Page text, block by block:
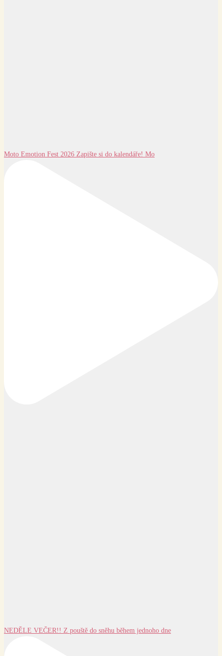
Moto Emotion Fest 2026 Zapište si do kalendáře! Mo
NEDĚLE VEČER!! Z pouště do sněhu během jednoho dne